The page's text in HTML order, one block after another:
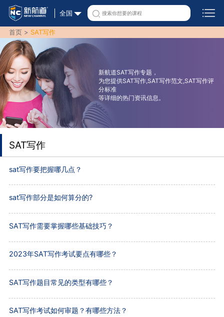
全国
首页 > SAT写作
新航道SAT写作专题，
为您提供SAT写作,SAT写作范文,SAT写作评
分标准
等详细的热门资讯信息。
SAT写作
sat写作要把握哪几点？
sat写作部分是如何算分的?
SAT写作需要掌握哪些基础技巧？
2023年SAT写作考试要点有哪些？
SAT写作题目常见的类型有哪些？
SAT写作考试如何审题？有哪些方法？